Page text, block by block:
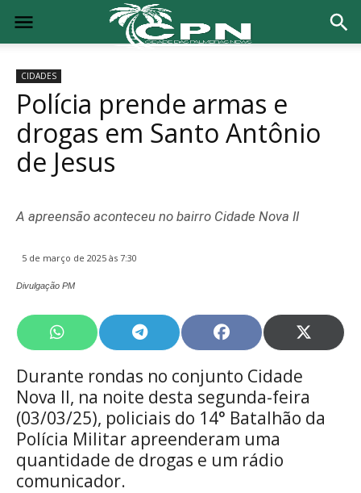
CIDADES
Polícia prende armas e
drogas em Santo Antônio
de Jesus
A apreensão aconteceu no bairro Cidade Nova II
5 de março de 2025 às 7:30
Divulgação PM
Share
on
WhatsApp
Share
on
Telegram
Share
on
Facebook
Share
on
Durante rondas no conjunto Cidade
Nova II, na noite desta segunda-feira
(03/03/25), policiais do 14° Batalhão da
Polícia Militar apreenderam uma
quantidade de drogas e um rádio
comunicador.